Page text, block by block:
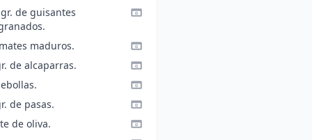
de guisantes
maduros.
de alcaparras.
de pasas.
de oliva.